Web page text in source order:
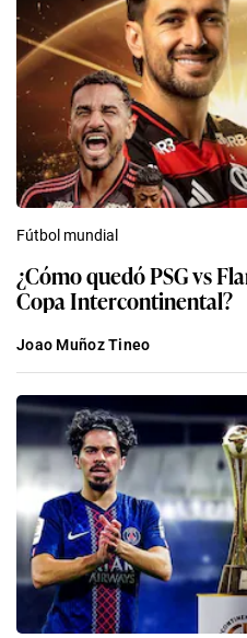
Fútbol mundial
¿Cómo quedó PSG vs
Copa Intercontinental?
Joao Muñoz Tineo